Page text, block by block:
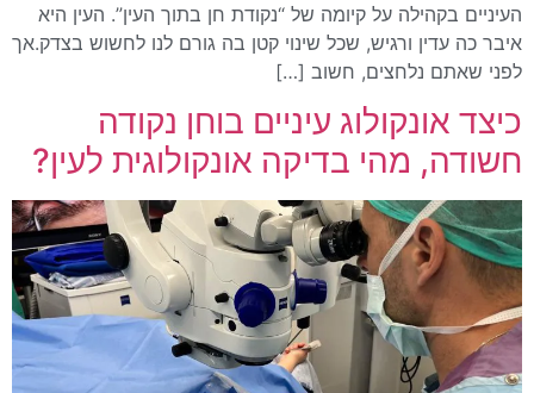
העיניים בקהילה על קיומה של “נקודת חן בתוך העין”. העין היא
איבר כה עדין ורגיש, שכל שינוי קטן בה גורם לנו לחשוש בצדק.אך
לפני שאתם נלחצים, חשוב […]
כיצד אונקולוג עיניים בוחן נקודה
חשודה, מהי בדיקה אונקולוגית לעין?